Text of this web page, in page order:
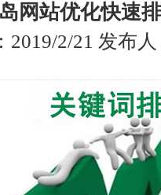
网站优化快速
2019/2/21 发布